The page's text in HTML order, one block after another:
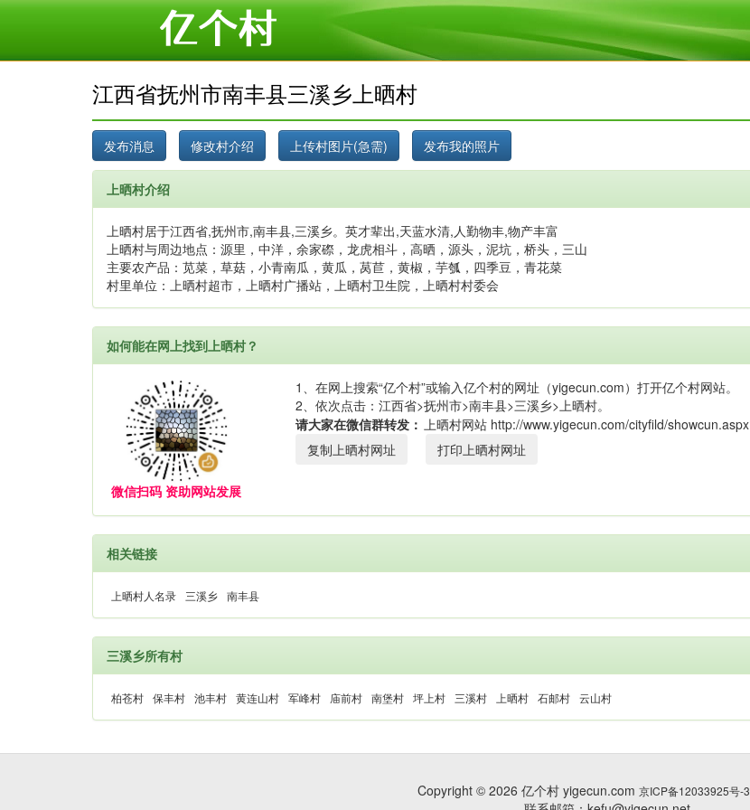
江西省抚州市南丰县三溪乡上晒村
上晒村介绍
上晒村居于江西省,抚州市,南丰县,三溪乡。英才辈出,天蓝水清,人勤物丰,物产丰富
上晒村与周边地点：源里，中洋，余家磜，龙虎相斗，高晒，源头，泥坑，桥头，三山
主要农产品：苋菜，草菇，小青南瓜，黄瓜，莴苣，黄椒，芋瓠，四季豆，青花菜
村里单位：上晒村超市，上晒村广播站，上晒村卫生院，上晒村村委会
如何能在网上找到上晒村？
微信扫码 资助网站发展
1、在网上搜索“亿个村”或输入亿个村的网址（yigecun.com）打开亿个村网站。
2、依次点击：江西省>抚州市>南丰县>三溪乡>上晒村。
请大家在微信群转发：
复制上晒村网址
打印上晒村网址
相关链接
上晒村人名录 三溪乡 南丰县
三溪乡所有村
柏苍村 保丰村 池丰村 黄连山村 军峰村 庙前村 南堡村 坪上村 三溪村 上晒村 石邮村 云山村
Copyright © 2026 亿个村 yigecun.com 京ICP备12033925号-3